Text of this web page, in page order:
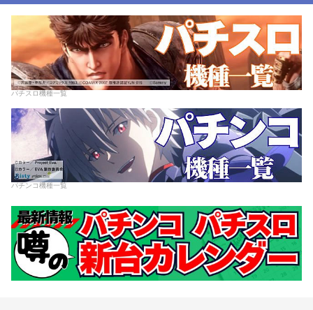
パチスロ機種一覧
パチンコ機種一覧